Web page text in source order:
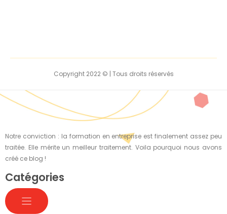
Copyright 2022 © | Tous droits réservés
Notre conviction : la formation en entreprise est finalement assez peu
traitée. Elle mérite un meilleur traitement. Voila pourquoi nous avons
créé ce blog !
Catégories